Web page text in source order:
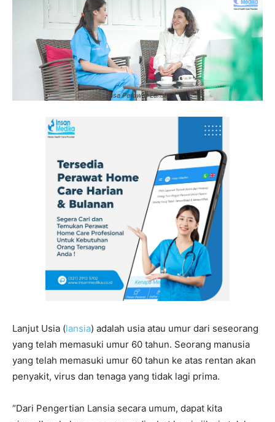
Jasa Perawat Lansia
Lanjut Usia (lansia) adalah usia atau umur dari seseorang
yang telah memasuki umur 60 tahun. Seorang manusia
yang telah memasuki umur 60 tahun ke atas rentan akan
penyakit, virus dan tenaga yang tidak lagi prima.
“Dari Pengertian Lansia secara umum, dapat kita